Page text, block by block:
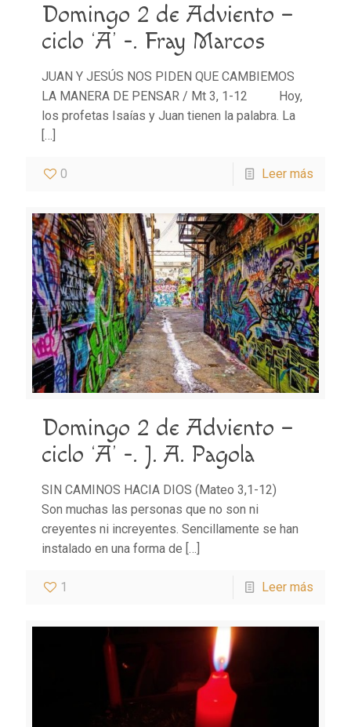
Domingo 2 de Adviento –
ciclo ‘A’ -. Fray Marcos
JUAN Y JESÚS NOS PIDEN QUE CAMBIEMOS
LA MANERA DE PENSAR / Mt 3, 1-12 Hoy,
los profetas Isaías y Juan tienen la palabra. La
[…]
0 Leer más
Domingo 2 de Adviento –
ciclo ‘A’ -. J. A. Pagola
SIN CAMINOS HACIA DIOS (Mateo 3,1-12)
Son muchas las personas que no son ni
creyentes ni increyentes. Sencillamente se han
instalado en una forma de […]
1 Leer más